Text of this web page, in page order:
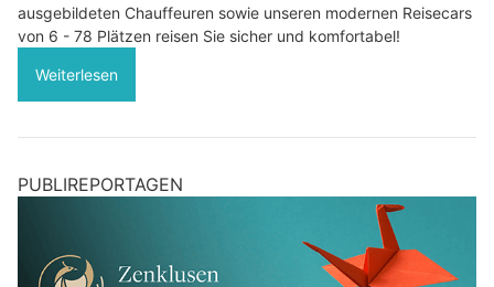
ausgebildeten Chauffeuren sowie unseren modernen Reisecars
von 6 - 78 Plätzen reisen Sie sicher und komfortabel!
Weiterlesen
PUBLIREPORTAGEN